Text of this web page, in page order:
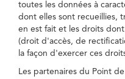
toutes les données à
dont elles sont recueillies,
en est fait et les droits
(droit d'accès, de
la façon d'exercer ces
Les partenaires du Point